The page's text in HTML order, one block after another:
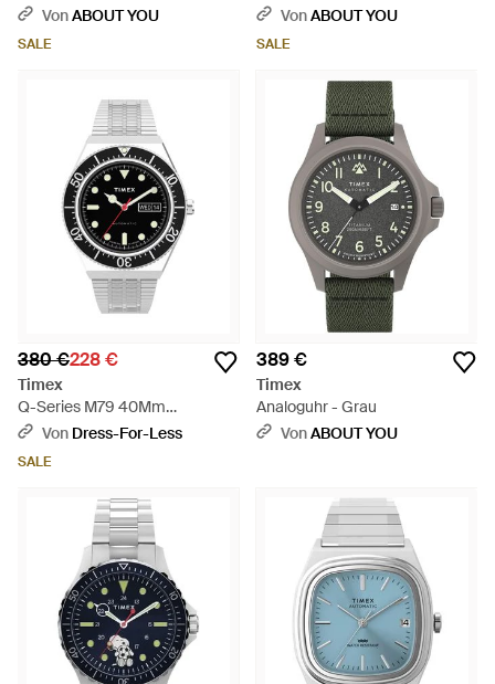
Automatic - Schwarz
VonABOUT YOU
SALE
VonABOUT YOU
SALE
380 €228 €
Timex
Q-Series M79 40Mm
Automatikuhr - Mettallic
Von Dress-For-Less
SALE
389 €
Timex
Analoguhr - Grau
VonABOUT YOU